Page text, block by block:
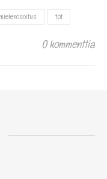
mielenosoitus tpt
0 kommenttia